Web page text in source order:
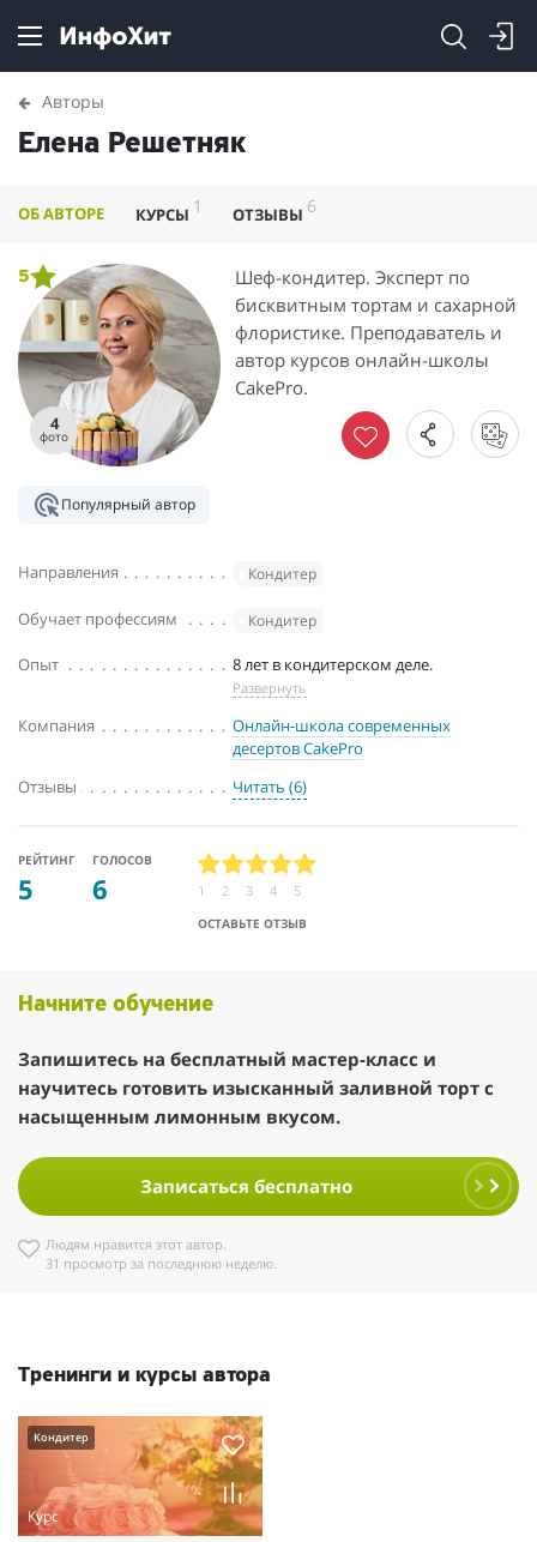
Авторы
Елена Решетняк
ОБ АВТОРЕ КУРСЫ 1 ОТЗЫВЫ 6
4
фото
5
Шеф-кондитер. Эксперт по
бисквитным тортам и сахарной
флористике. Преподаватель и
автор курсов онлайн-школы
CakePro.
Популярный автор
Направления Кондитер
Обучает профессиям Кондитер
Опыт 8 лет в кондитерском деле.
Развернуть
Компания
Онлайн-школа современных
десертов CakePro
Отзывы
Читать (6)
РЕЙТИНГ
5
ГОЛОСОВ
6
ОСТАВЬТЕ ОТЗЫВ
1 2 3 4 5
Начните обучение
Запишитесь на бесплатный мастер-класс и
научитесь готовить изысканный заливной торт с
насыщенным лимонным вкусом.
Записаться бесплатно
Людям нравится этот автор.
31 просмотр за последнюю неделю.
Тренинги и курсы автора
Кондитер
Курс